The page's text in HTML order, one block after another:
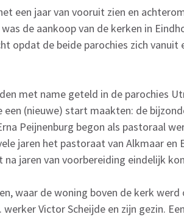
een jaar van vooruit zien en
de aankoop van de kerken in
opdat de beide parochies zich vanuit
met name geteld in de parochies
een (nieuwe) start maakten: de
Peijnenburg begon als pastoraal
jaren het pastoraat van Alkmaar en
na jaren van voorbereiding eindelijk
waar de woning boven de kerk
Victor Scheijde en zijn gezin.